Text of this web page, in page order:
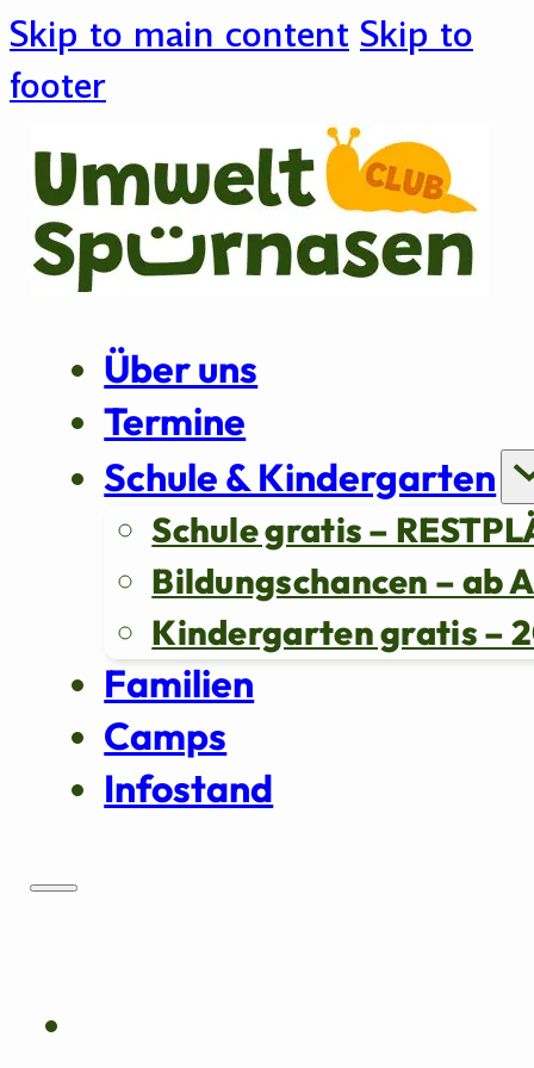
Skip to main content Skip to
footer
Über uns
Termine
Schule & Kindergarten
Schule gratis –
Bildungschancen – ab
Kindergarten gratis –
Familien
Camps
Infostand